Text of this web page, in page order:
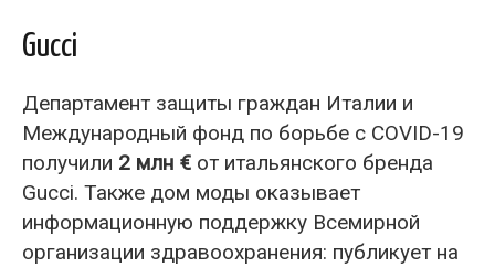
Gucci
Департамент защиты граждан Италии и
Международный фонд по борьбе с COVID-19
получили 2 млн € от итальянского бренда
Gucci. Также дом моды оказывает
информационную поддержку Всемирной
организации здравоохранения: публикует на